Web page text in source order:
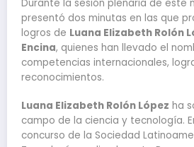
Durante la sesión plenaria de este
presentó dos minutas en las que
logros de Luana Elizabeth Rolón
Encina, quienes han llevado el
competencias internacionales,
reconocimientos.
Luana Elizabeth Rolón López ha
campo de la ciencia y tecnología.
concurso de la Sociedad